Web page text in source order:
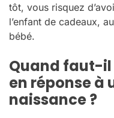
tôt, vous risquez
l’enfant de cadeaux,
bébé.
Quand faut-il
en réponse
naissance ?